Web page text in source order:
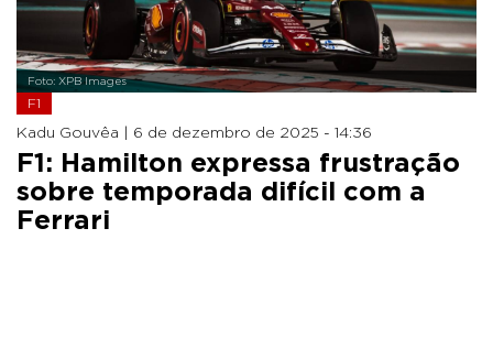
Foto: XPB Images
F1
Kadu Gouvêa | 6 de dezembro de 2025 - 14:36
F1: Hamilton expressa frustração
sobre temporada difícil com a
Ferrari